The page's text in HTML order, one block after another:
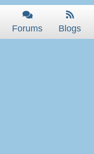
Forums Blogs